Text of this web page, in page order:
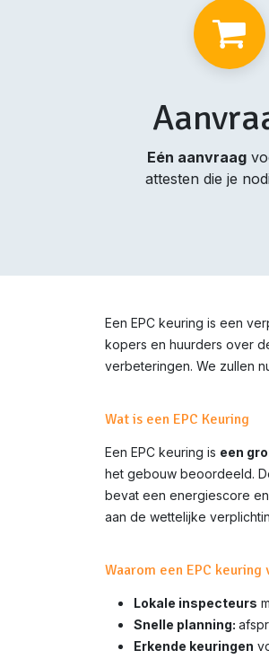
Eén aanvraag
attesten die je
Een EPC keuring is een
kopers en huurders over
verbeteringen. We zullen
Wat is een EPC Keuring
Een EPC keuring is een
het gebouw beoordeeld.
bevat een energiescore
aan de wettelijke
Waarom een EPC keuring
Lokale inspecteurs
Snelle planning:
Erkende keuringen